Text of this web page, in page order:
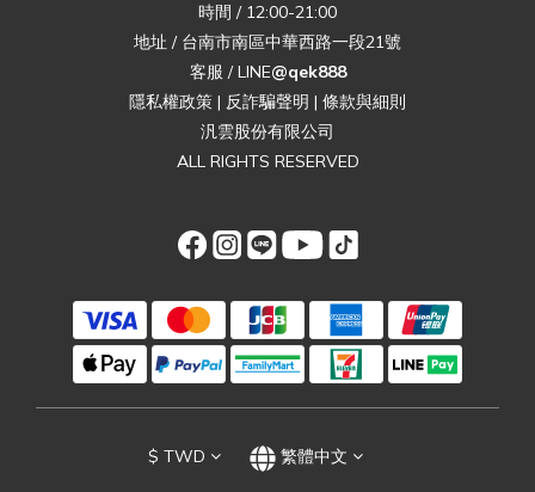
時間 / 12:00-21:00
地址 / 台南市南區中華西路一段21號
客服 / LINE@qek888
隱私權政策 | 反詐騙聲明 | 條款與細則
汎雲股份有限公司
ALL RIGHTS RESERVED
$ TWD 繁體中文